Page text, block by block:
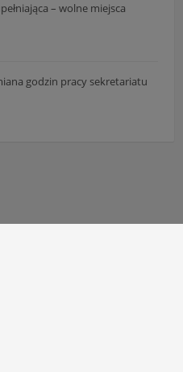
– wolne miejsca
godzin pracy sekretariatu